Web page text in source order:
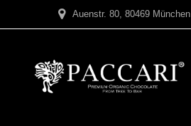
Inhalt
Auenstr. 80, 80469 München